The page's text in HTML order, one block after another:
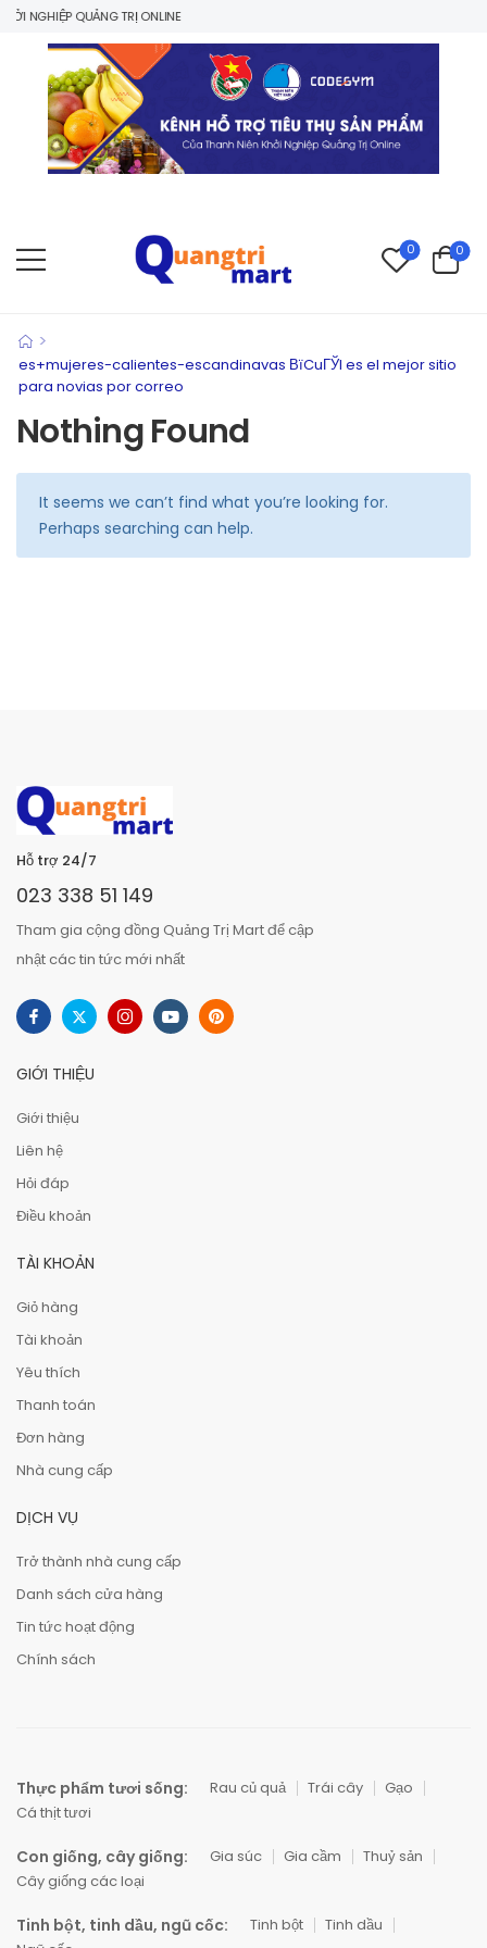
NGHIỆP QUẢNG TRỊ ONLINE
0 0
>
es+mujeres-calientes-escandinavas ВїCuГЎl es el mejor sitio
para novias por correo
Nothing Found
It seems we can’t find what you’re looking for.
Perhaps searching can help.
Hỗ trợ 24/7
023 338 51 149
Tham gia cộng đồng Quảng Trị Mart để cập
nhật các tin tức mới nhất
GIỚI THIỆU
Giới thiệu
Liên hệ
Hỏi đáp
Điều khoản
TÀI KHOẢN
Giỏ hàng
Tài khoản
Yêu thích
Thanh toán
Đơn hàng
Nhà cung cấp
DỊCH VỤ
Trở thành nhà cung cấp
Danh sách cửa hàng
Tin tức hoạt động
Chính sách
Thực phẩm tươi sống: Rau củ quả Trái cây
Gạo
Cá thịt tươi
Con giống, cây giống: Gia súc Gia cầm
Thuỷ sản
Cây giống các loại
Tinh bột, tinh dầu, ngũ cốc: Tinh bột
Tinh dầu